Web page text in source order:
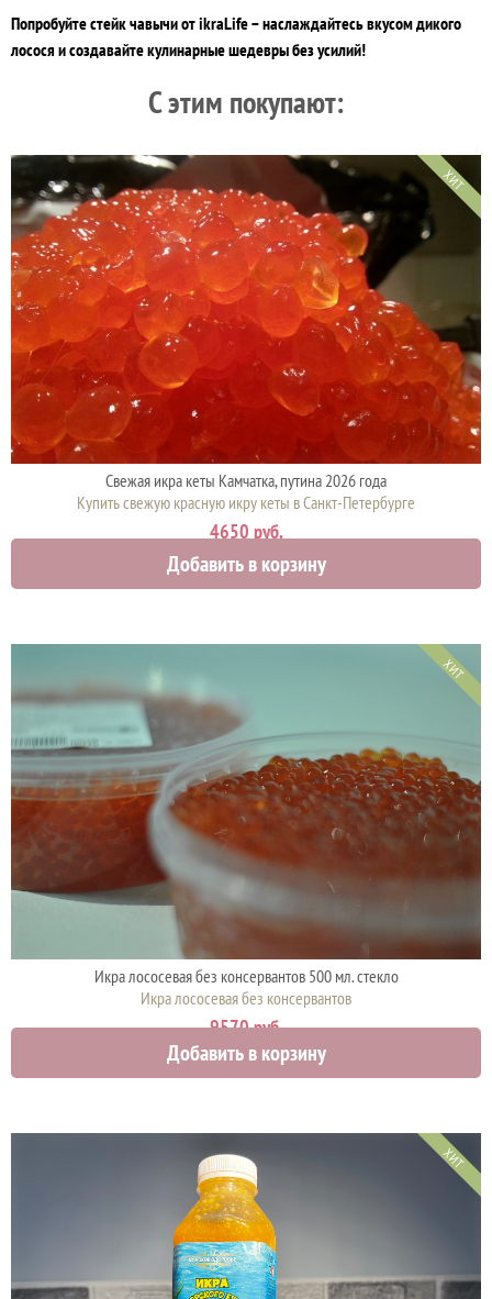
Попробуйте стейк чавычи от ikraLife – наслаждайтесь вкусом дикого
лосося и создавайте кулинарные шедевры без усилий!
C этим покупают:
ХИТ
Свежая икра кеты Камчатка, путина 2026 года
Купить свежую красную икру кеты в Санкт-Петербурге
4650 руб.
Добавить в корзину
ХИТ
Икра лососевая без консервантов 500 мл. стекло
Икра лососевая без консервантов
9570 руб.
Добавить в корзину
ХИТ